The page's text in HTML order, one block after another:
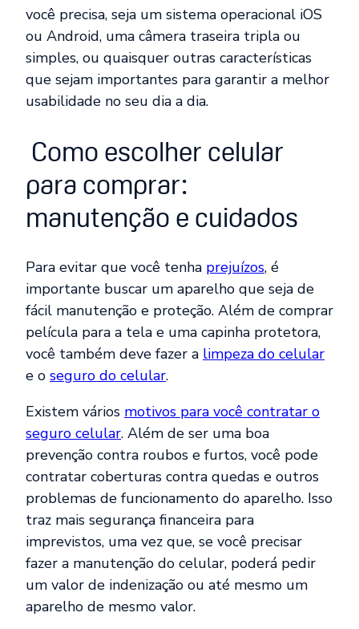
você precisa, seja um sistema operacional iOS
ou Android, uma câmera traseira tripla ou
simples, ou quaisquer outras características
que sejam importantes para garantir a melhor
usabilidade no seu dia a dia.
Como escolher celular
para comprar:
manutenção e cuidados
Para evitar que você tenha prejuízos, é
importante buscar um aparelho que seja de
fácil manutenção e proteção. Além de comprar
película para a tela e uma capinha protetora,
você também deve fazer a limpeza do celular
e o seguro do celular.
Existem vários motivos para você contratar o
seguro celular. Além de ser uma boa
prevenção contra roubos e furtos, você pode
contratar coberturas contra quedas e outros
problemas de funcionamento do aparelho. Isso
traz mais segurança financeira para
imprevistos, uma vez que, se você precisar
fazer a manutenção do celular, poderá pedir
um valor de indenização ou até mesmo um
aparelho de mesmo valor.